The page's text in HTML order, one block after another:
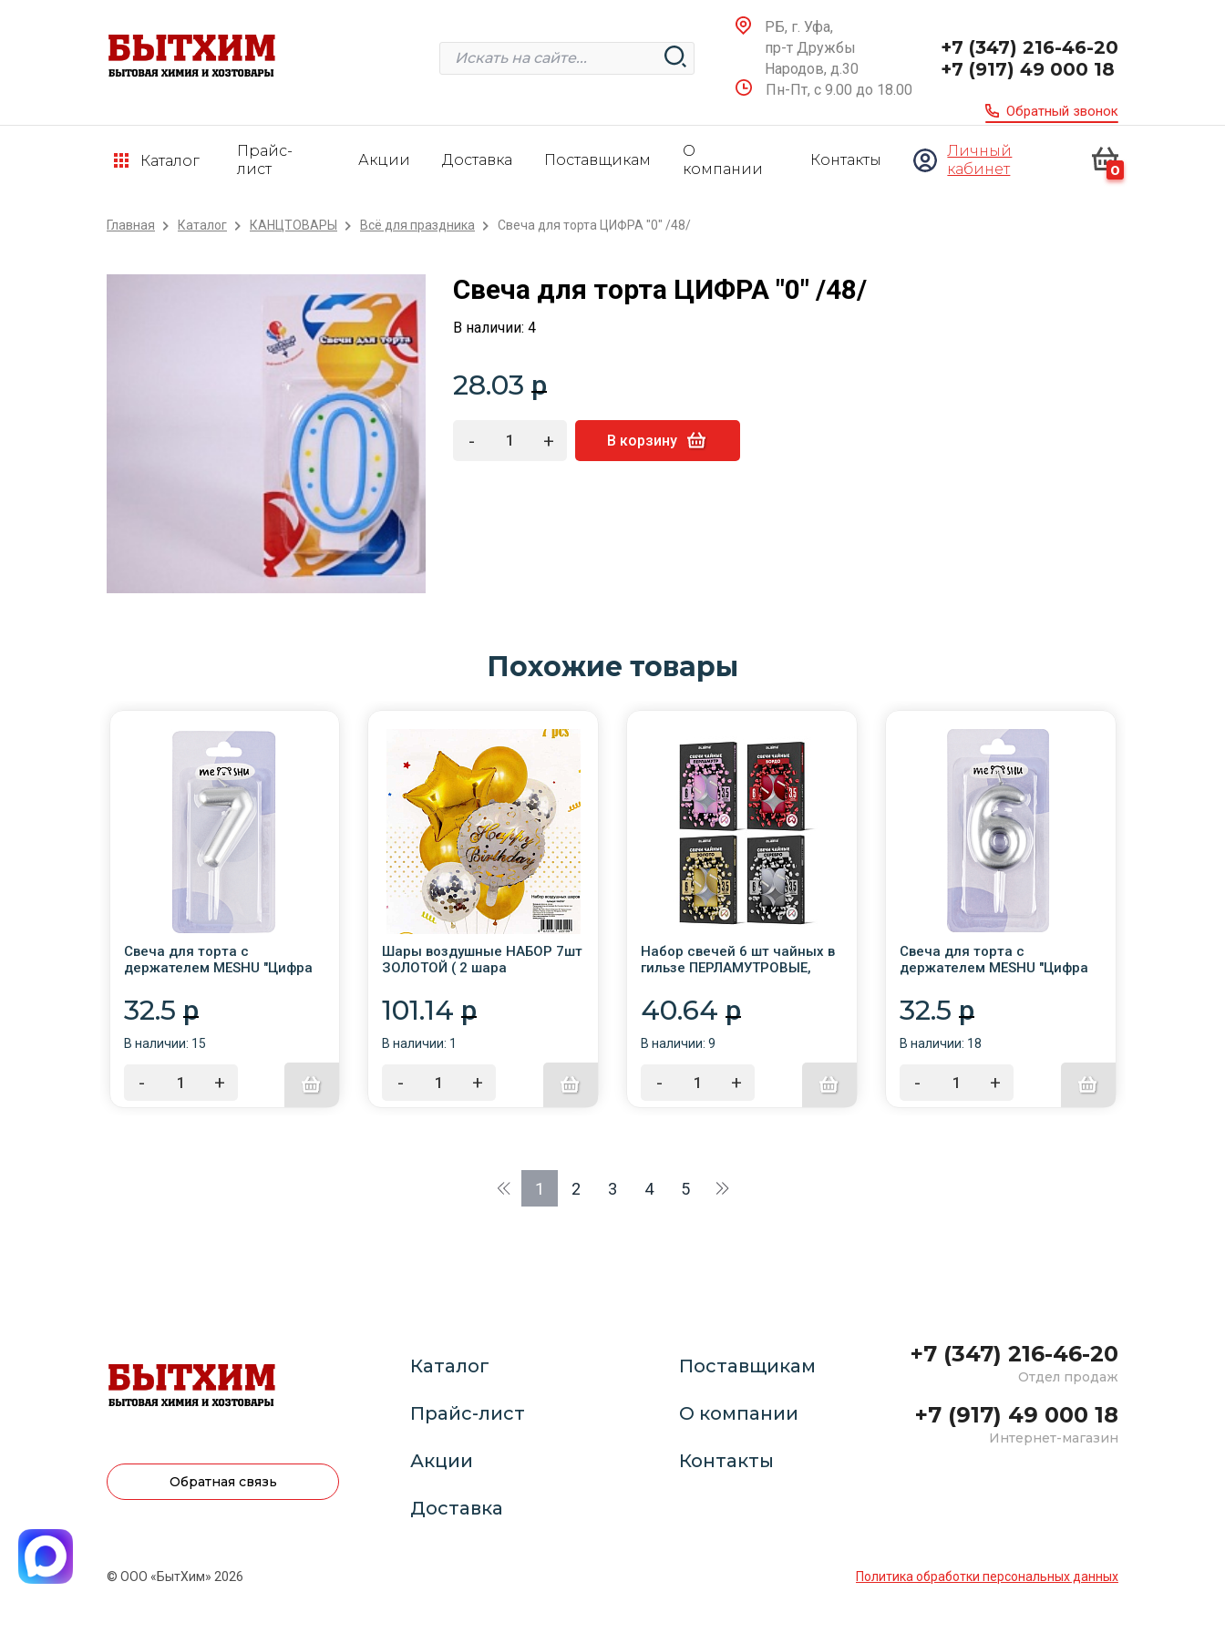
РБ, г. Уфа,
пр-т Дружбы
Народов, д.30
Пн-Пт, с 9.00 до 18.00
+7 (347) 216-46-20
+7 (917) 49 000 18
Обратный звонок
Каталог
Прайс-
лист
Акции Доставка Поставщикам
О
компании
Контакты
Личный
кабинет
0
Главная Каталог КАНЦТОВАРЫ Всё для праздника Свеча для торта ЦИФРА "0" /48/
Свеча для торта ЦИФРА "0" /48/
В наличии: 4
28.03 p
- + В корзину
Похожие товары
Свеча для торта с
держателем MESHU "Цифра
/12/
32.5 p
В наличии: 15
- +
Шары воздушные НАБОР 7шт
ЗОЛОТОЙ ( 2 шара
латекс) NA2587
101.14p
В наличии: 1
- +
Набор свечей 6 шт чайных в
гильзе ПЕРЛАМУТРОВЫЕ,
40.64 p
В наличии: 9
- +
Свеча для торта с
держателем MESHU "Цифра
/12/
32.5 p
В наличии: 18
- +
1 2 3 4 5
Обратная связь
Каталог
Прайс-лист
Акции
Доставка
Поставщикам
О компании
Контакты
+7 (347) 216-46-20
Отдел продаж
+7 (917) 49 000 18
Интернет-магазин
© ООО «БытХим» 2026 Политика обработки персональных данных